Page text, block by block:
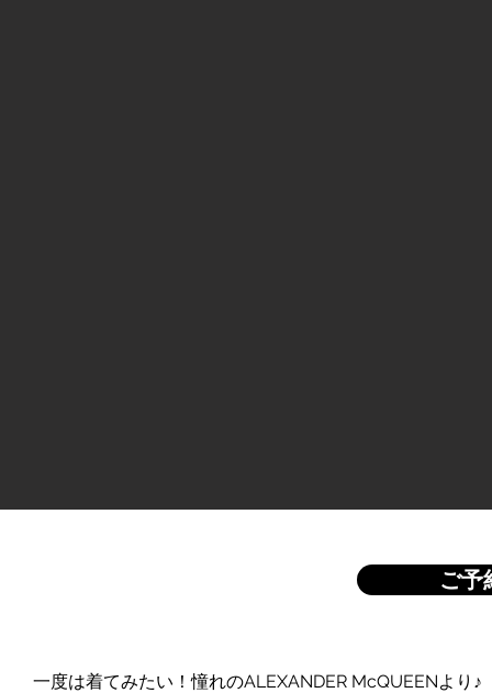
ご予
一度は着てみたい！憧れのALEXANDER McQUEENより♪